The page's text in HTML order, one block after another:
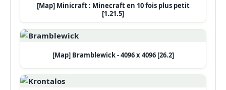
[Map] Minicraft : Minecraft en 10 fois plus petit
[1.21.5]
[Map] Bramblewick - 4096 x 4096 [26.2]